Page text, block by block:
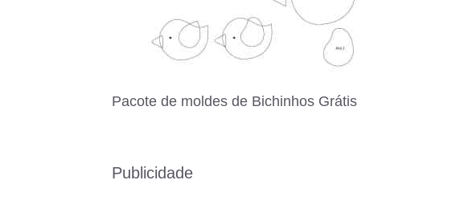
Pacote de moldes de Bichinhos Grátis
Publicidade